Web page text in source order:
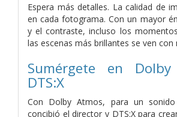
Espera más detalles. La calidad de
en cada fotograma. Con un mayor
y el contraste, incluso los
las escenas más brillantes se ven con
Sumérgete en
DTS:X
Con Dolby Atmos, para un
concibió el director y DTS:X para